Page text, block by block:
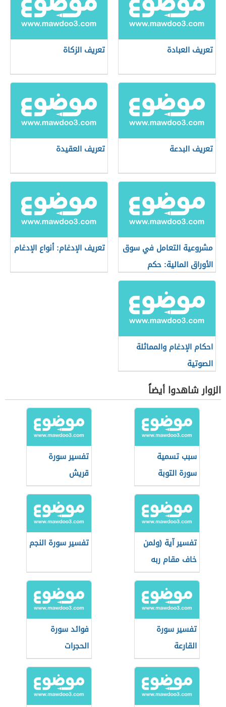
تعريف العبادة تعريف الزكاة
تعريف البدعة تعريف العقيدة
مشروعية التعامل في سوق
الأوراق المالية: حكم
التعامل في البورصة
تعريف الإدغام: أنواع الإدغام
احكام الإدغام والمماثلة
الصوتية
الزوار شاهدوا أيضاً
سبب تسمية
سورة التوبة
تفسير سورة
قريش
تفسير آية (ولمن
خاف مقام ربه
جنتان)
تفسير سورة النجم
تفسير سورة
القارعة
فوائد سورة
الحجرات